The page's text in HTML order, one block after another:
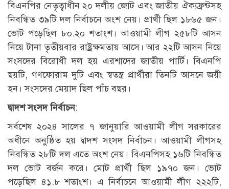
বিএনপির নেতৃত্বাধীন ২০ দলীয় জোট এবং জাতীয় ঐক্যফ্রন্টসহ
নিবন্ধিত ৩৯টি দল নির্বাচনে অংশ নেয়। প্রার্থী ছিল ১৮৬৫ জন।
ভোট পড়েছিল ৮০.২০ শতাংশ। আওয়ামী লীগ ২৫৮টি আসন
নিয়ে টানা তৃতীয়বার রাষ্ট্রক্ষমতায় আসে। আর ২২টি আসন নিয়ে
সংসদের বিরোধী দল হয় এরশাদের জাতীয় পার্টি। বিএনপি
ছয়টি, গণফোরাম দুটি এবং স্বতন্ত্র প্রার্থীরা তিনটি আসনে জয়ী
হন। সংসদের মেয়াদ ছিল পাঁচ বছর।
দ্বাদশ সংসদ নির্বাচন:
সর্বশেষ ২০২৪ সালের ৭ জানুয়ারি আওয়ামী লীগ সরকারের
অধীনে অনুষ্ঠিত হয় দ্বাদশ সংসদ নির্বাচন। আওয়ামী লীগসহ
নিবন্ধিত ২৮টি দল এতে অংশ নেয়। বিএনপিসহ ১৬টি নিবন্ধিত
দল ভোট বর্জন করে। মোট প্রার্থী ছিল ১৯৭০ জন। ভোট
পড়েছিল ৪১.৮ শতাংশ। এ নির্বাচনে আওয়ামী লীগ ২২২টি,